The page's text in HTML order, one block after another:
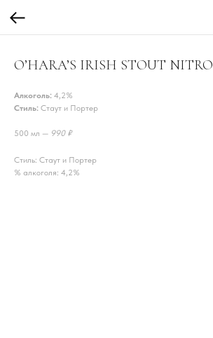
O’HARA’S IRISH STOUT NITRO
Алкоголь: 4,2%
Стиль: Стаут и Портер
500 мл — 990 ₽
Стиль: Стаут и Портер
% алкоголя: 4,2%